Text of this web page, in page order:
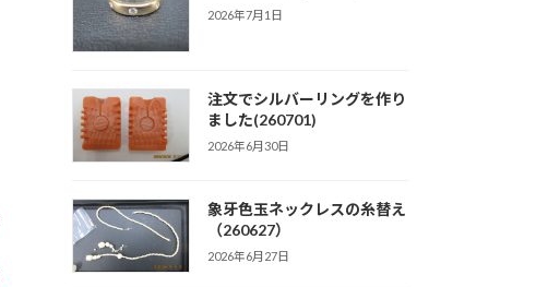
2026年7月1日
注文でシルバーリングを作り
ました(260701)
2026年6月30日
象牙色玉ネックレスの糸替え
（260627）
2026年6月27日